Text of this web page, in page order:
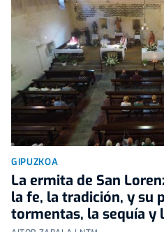
GIPUZKOA
La ermita de San
la fe, la tradición, y su
tormentas, la sequía y